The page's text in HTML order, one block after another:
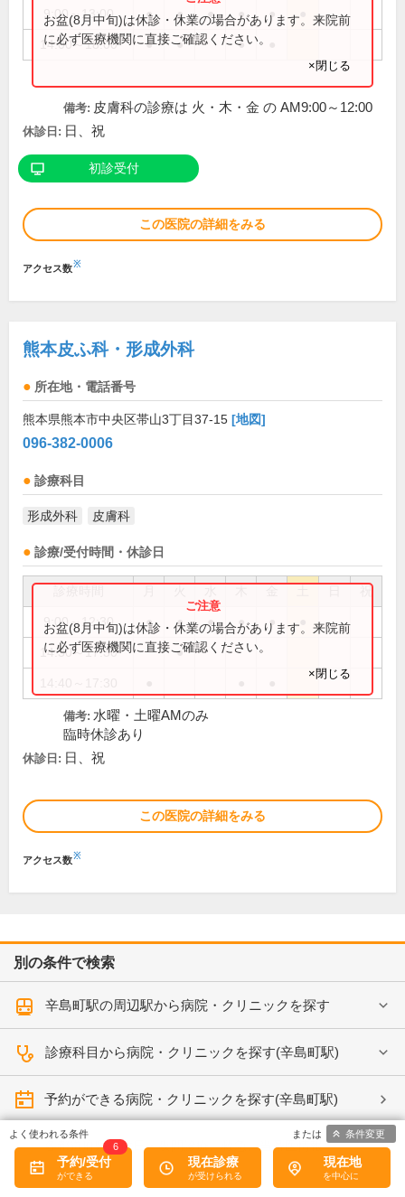
9:00～13:00 ● ● ● ● ●
14:00～18:00 ● ● ●
お盆(8月中旬)は休診・休業の場合があります。来院前
に必ず医療機関に直接ご確認ください。
×閉じる
備考: 皮膚科の診療は 火・木・金 の AM9:00～12:00
休診日: 日、祝
初診受付
この医院の詳細をみる
アクセス数※
熊本皮ふ科・形成外科
所在地・電話番号
熊本県熊本市中央区帯山3丁目37-15 [地図]
096-382-0006
診療科目
形成外科 皮膚科
診療/受付時間・休診日
祝
9:00～12:30 ● ● ● ● ●
14:30～17:30 ●
お盆(8月中旬)は休診・休業の場合があります。来院前
に必ず医療機関に直接ご確認ください。
×閉じる
備考: 水曜・土曜AMのみ
臨時休診あり
休診日: 日、祝
この医院の詳細をみる
アクセス数※
別の条件で検索
辛島町駅の周辺駅から病院・クリニックを探す
診療科目から病院・クリニックを探す(辛島町駅)
予約ができる病院・クリニックを探す(辛島町駅)
各都道府県の休日・夜間診療、救急、当番医情報
予約/受付
6
現在診療 現在地
条件変更